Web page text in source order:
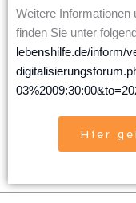
Weitere Informationen
finden Sie unter
lebenshilfe.de/inform/
Hier